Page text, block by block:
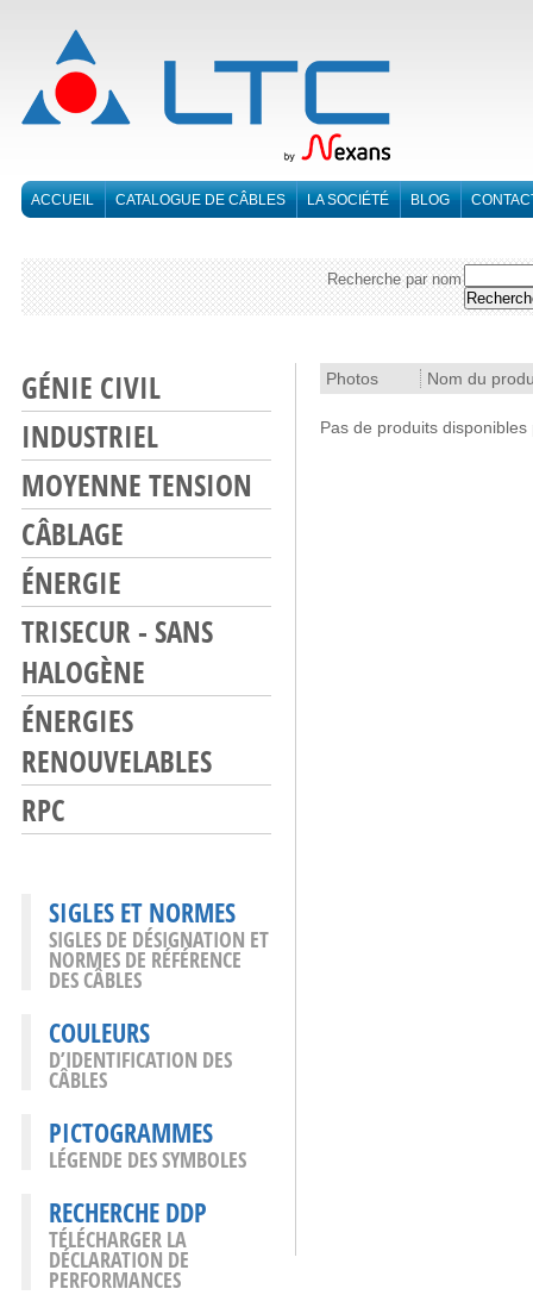
ACCUEIL CATALOGUE DE CÂBLES LA SOCIÉTÉ BLOG
Recherche par nom
GÉNIE CIVIL
INDUSTRIEL
MOYENNE TENSION
CÂBLAGE
ÉNERGIE
TRISECUR - SANS
HALOGÈNE
ÉNERGIES
RENOUVELABLES
RPC
SIGLES ET NORMES
SIGLES DE DÉSIGNATION ET
NORMES DE RÉFÉRENCE
DES CÂBLES
COULEURS
D’IDENTIFICATION DES
CÂBLES
PICTOGRAMMES
LÉGENDE DES SYMBOLES
RECHERCHE DDP
TÉLÉCHARGER LA
DÉCLARATION DE
PERFORMANCES
Photos Nom du
Pas de produits